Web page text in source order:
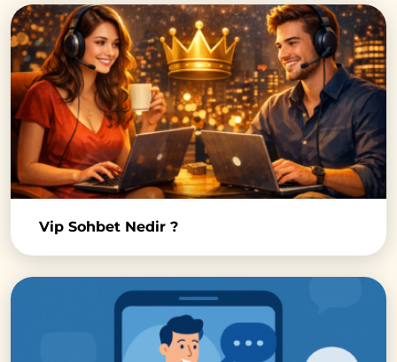
Vip Sohbet Nedir ?